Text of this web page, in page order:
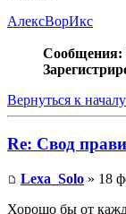
АлексВорИкс
Сообщения:
Вернуться к началу
Re: Свод
Lexa_Solo » 18
Хорошо бы от